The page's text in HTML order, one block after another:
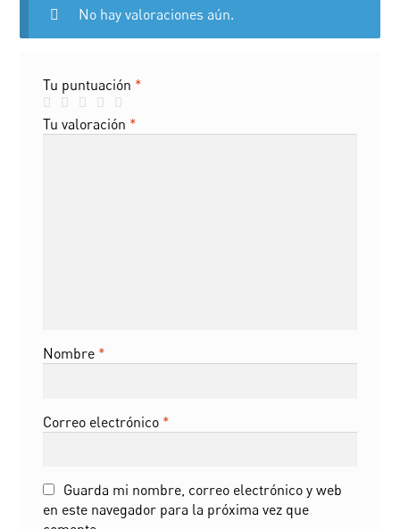
No hay valoraciones aún.
Tu puntuación *
Tu valoración *
Nombre *
Correo electrónico *
Guarda mi nombre, correo electrónico y web
en este navegador para la próxima vez que